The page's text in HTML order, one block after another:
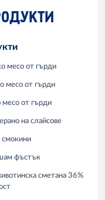
месо от гърди
месо от гърди
от гърди
на слайсове
фъстък
сметана 36%